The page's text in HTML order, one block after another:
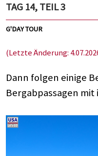
TAG 14, TEIL 3
G'DAY TOUR
(Letzte Änderung:
Dann folgen einige
Bergabpassagen